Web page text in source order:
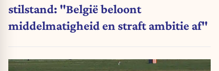
stilstand: "België beloont
middelmatigheid en straft ambitie af"